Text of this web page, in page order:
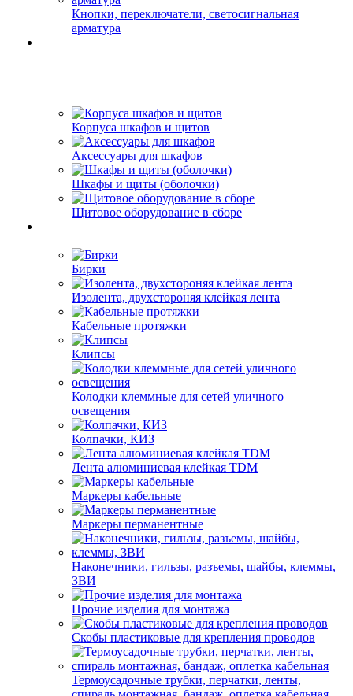
Кнопки, переключатели, светосигнальная
арматура
Корпуса шкафов и щитов
Аксессуары для шкафов
Шкафы и щиты (оболочки)
Щитовое оборудование в сборе
Бирки
Изолента, двухстороняя клейкая лента
Кабельные протяжки
Клипсы
Колодки клеммные для сетей уличного
освещения
Колпачки, КИЗ
Лента алюминиевая клейкая TDM
Маркеры кабельные
Маркеры перманентные
Наконечники, гильзы, разъемы, шайбы, клеммы,
ЗВИ
Прочие изделия для монтажа
Скобы пластиковые для крепления проводов
Термоусадочные трубки, перчатки, ленты,